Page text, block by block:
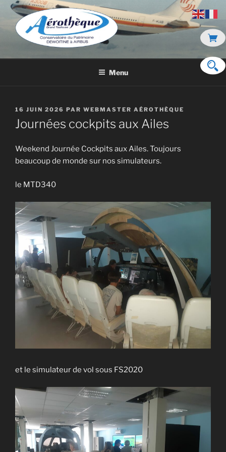
Aller
contenu
principal
DE DEWOITINE À AIRBUS
Menu
PUBLIÉ
LE
16 JUIN 2026 PAR WEBMASTER AÉROTHÈQUE
Journées cockpits aux Ailes
Weekend Journée Cockpits aux Ailes. Toujours
beaucoup de monde sur nos simulateurs.
le MTD340
et le simulateur de vol sous FS2020